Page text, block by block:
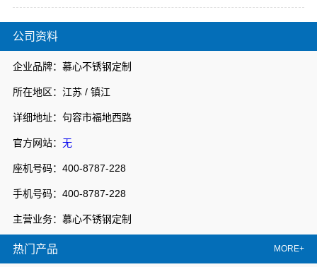
公司资料
企业品牌：慕心不锈钢定制
所在地区：江苏 / 镇江
详细地址：句容市福地西路
官方网站： 无
座机号码：400-8787-228
手机号码：400-8787-228
主营业务：慕心不锈钢定制
热门产品 MORE+